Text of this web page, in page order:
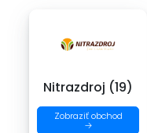
Nitrazdroj (19)
Zobraziť obchod
→